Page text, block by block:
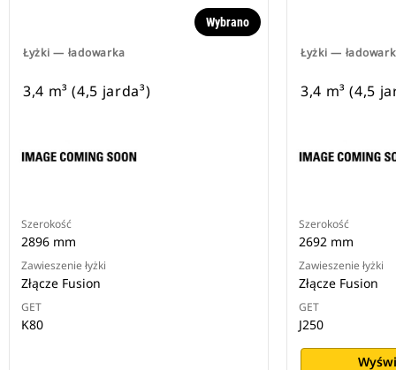
Łyżki — ładowarka
Wybrano
3,4 m³ (4,5 jarda³)
Szerokość
2896 mm
Zawieszenie łyżki
Złącze Fusion
GET
K80
Łyżki —
3,4 m³ (4,5
Szerokość
2692 mm
Zawieszenie łyżki
Złącze Fusion
GET
J250